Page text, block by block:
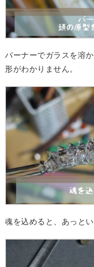
バーナーでガラスを溶
形がわかりません。
魂を込めると、あっと